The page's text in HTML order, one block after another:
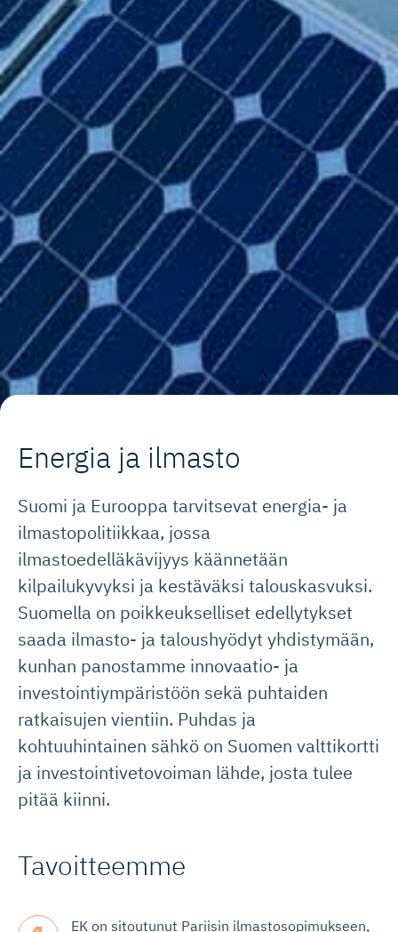
Energia ja ilmasto
Suomi ja Eurooppa tarvitsevat energia- ja
ilmastopolitiikkaa, jossa
ilmastoedelläkävijyys käännetään
kilpailukyvyksi ja kestäväksi talouskasvuksi.
Suomella on poikkeukselliset edellytykset
saada ilmasto- ja taloushyödyt yhdistymään,
kunhan panostamme innovaatio- ja
investointiympäristöön sekä puhtaiden
ratkaisujen vientiin. Puhdas ja
kohtuuhintainen sähkö on Suomen valttikortti
ja investointivetovoiman lähde, josta tulee
pitää kiinni.
Tavoitteemme
EK on sitoutunut Pariisin ilmastosopimukseen,